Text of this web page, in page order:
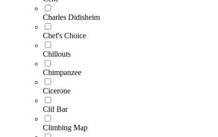
Charles Didisheim
Chef's Choice
Chillouts
Chimpanzee
Cicerone
Clif Bar
Climbing Map